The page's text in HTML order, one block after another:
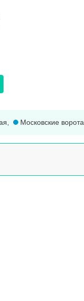
Московские ворота